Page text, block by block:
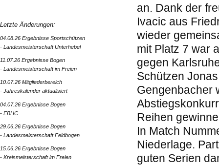
an. Dank der
Ivacic aus
wieder
mit Platz 7 war
gegen
Schützen
Gengenbacher
Reihen
In Match
Niederlage.
guten Serien
Letzte Änderungen:
04.08.26 Ergebnisse Sportschützen
- Landesmeisterschaft Unterhebel
11.07.26 Ergebnisse Bogen
- Landesmeisterschaft im Freien
10.07.26 Mitgliederbereich
- Jahreskalender aktualisiert
04.07.26 Ergebnisse Bogen
- EBHC
29.06.26 Ergebnisse Bogen
- Landesmeisterschaft Feldbogen
15.06.26 Ergebnisse Bogen
- Kreismeisterschaft im Freien